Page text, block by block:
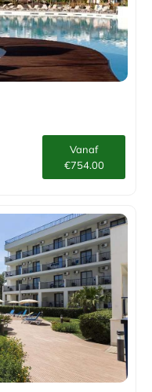
Vanaf
€754.00